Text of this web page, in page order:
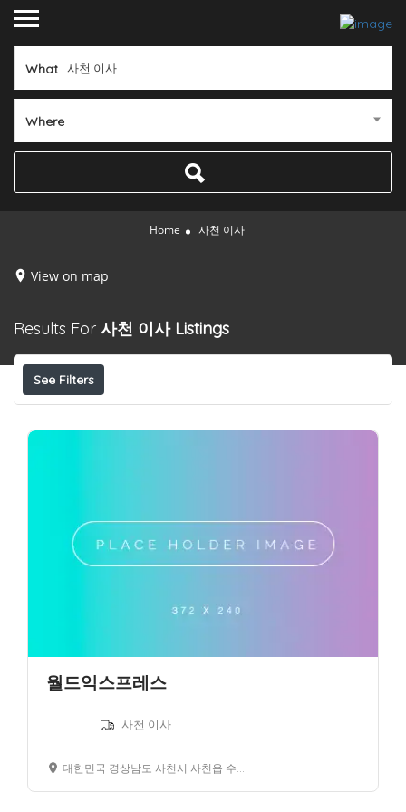
What
Where
Home 사천 이사
View on map
Results For 사천 이사 Listings
See Filters
월드익스프레스
사천 이사
대한민국 경상남도 사천시 사천읍 수석리 경남은행 사천지점